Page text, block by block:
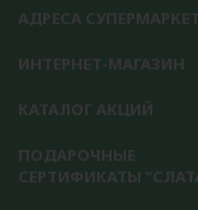
АДРЕСА
ИНТЕРНЕТ-МАГАЗИН
КАТАЛОГ АКЦИЙ
ПОДАРОЧНЫЕ
СЕРТИФИКАТЫ